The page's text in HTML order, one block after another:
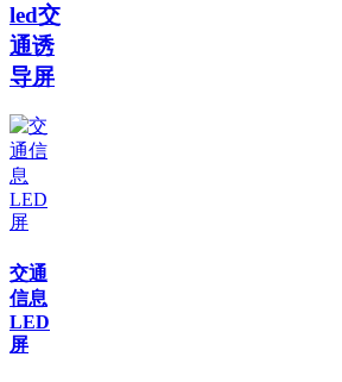
led交
通诱
导屏
交通
信息
LED
屏